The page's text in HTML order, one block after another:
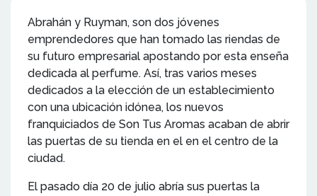
Abrahán y Ruyman, son dos jóvenes
emprendedores que han tomado las riendas de
su futuro empresarial apostando por esta enseña
dedicada al perfume. Así, tras varios meses
dedicados a la elección de un establecimiento
con una ubicación idónea, los nuevos
franquiciados de Son Tus Aromas acaban de abrir
las puertas de su tienda en el en el centro de la
ciudad.
El pasado día 20 de julio abría sus puertas la